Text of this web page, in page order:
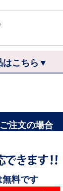
はこちら▼
注文の場合
無料です